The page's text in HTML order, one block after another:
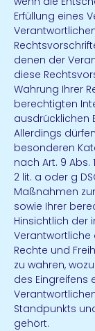
Erfüllung eines
denen der
diese
Wahrung Ihrer
berechtigten
ausdrücklichen
Allerdings
besonderen
nach Art. 9 Abs.
2 lit. a oder g
Maßnahmen
sowie Ihrer
Hinsichtlich der
Rechte und
zu wahren,
des Eingreifens
Standpunkts
gehört.